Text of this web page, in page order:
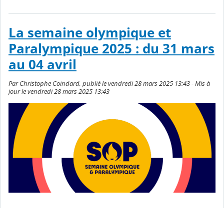
La semaine olympique et
Paralympique 2025 : du 31 mars
au 04 avril
Par Christophe Coindard, publié le vendredi 28 mars 2025 13:43 - Mis à
jour le vendredi 28 mars 2025 13:43